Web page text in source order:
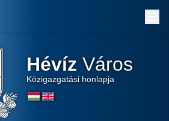
Hévíz Város
Közigazgatási honlapja